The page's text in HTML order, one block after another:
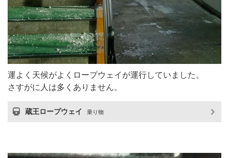
運よく天候がよくロープウェイが運行していました。
さすがに人は多くありません。
蔵王ロープウェイ 乗り物